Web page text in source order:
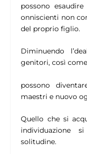
possono
onniscienti non
del proprio figlio.
Diminuendo
genitori, così
possono
maestri e nuovo
Quello che si
individuazione
solitudine.